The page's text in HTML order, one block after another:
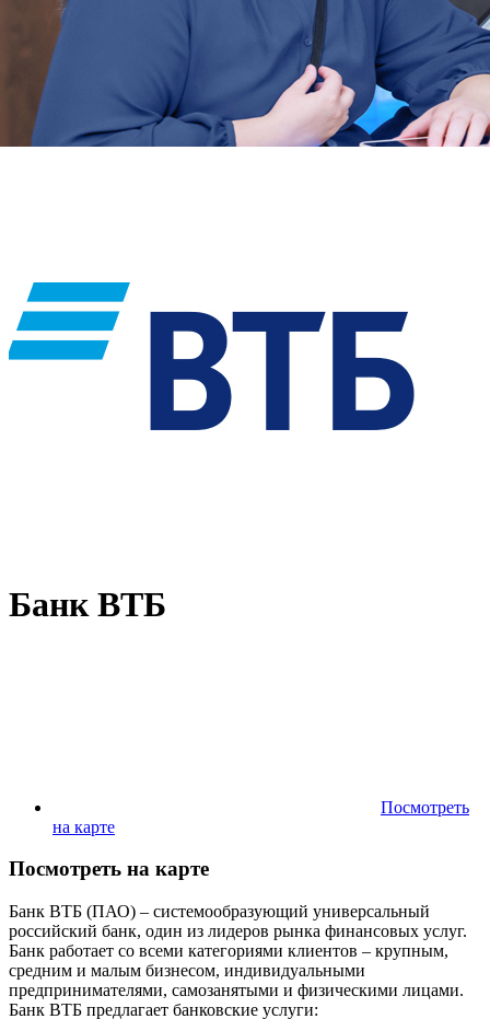
Банк ВТБ
Посмотреть
на карте
Посмотреть на карте
Банк ВТБ (ПАО) – системообразующий универсальный
российский банк, один из лидеров рынка финансовых услуг.
Банк работает со всеми категориями клиентов – крупным,
средним и малым бизнесом, индивидуальными
предпринимателями, самозанятыми и физическими лицами.
Банк ВТБ предлагает банковские услуги: